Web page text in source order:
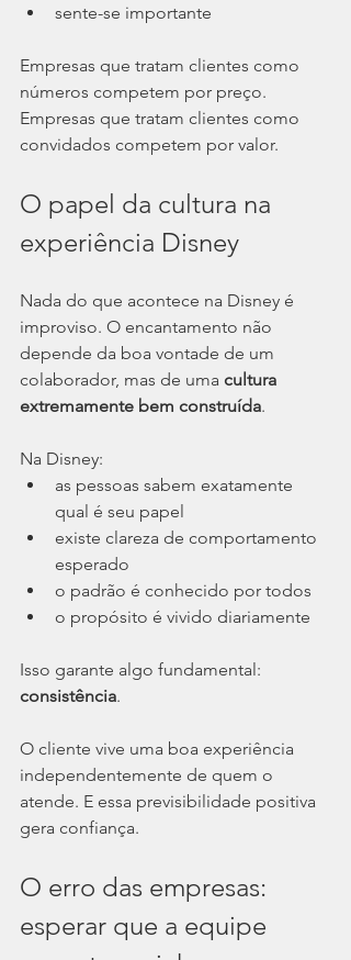
sente-se importante
Empresas que tratam clientes como
números competem por preço.
Empresas que tratam clientes como
convidados competem por valor.
O papel da cultura na
experiência Disney
Nada do que acontece na Disney é
improviso. O encantamento não
depende da boa vontade de um
colaborador, mas de uma cultura
extremamente bem construída.
Na Disney:
as pessoas sabem exatamente
qual é seu papel
existe clareza de comportamento
esperado
o padrão é conhecido por todos
o propósito é vivido diariamente
Isso garante algo fundamental:
consistência.
O cliente vive uma boa experiência
independentemente de quem o
atende. E essa previsibilidade positiva
gera confiança.
O erro das empresas:
esperar que a equipe